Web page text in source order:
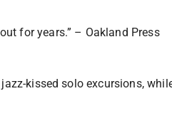
for years.” – Oakland Press
kissed solo excursions,